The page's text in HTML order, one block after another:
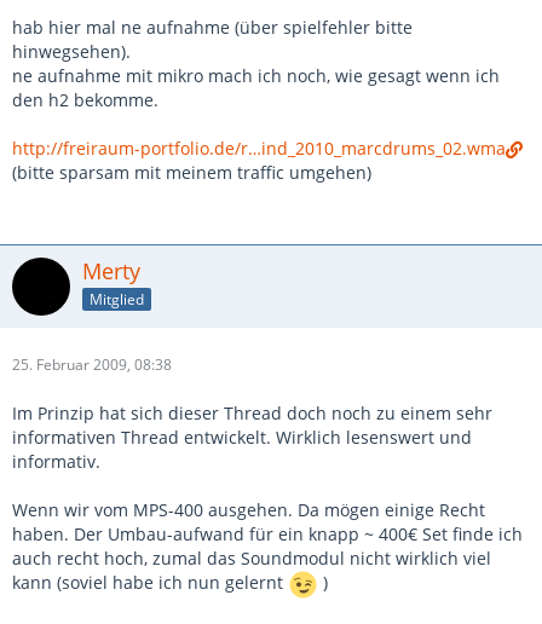
hab hier mal ne aufnahme (über spielfehler bitte
hinwegsehen).
ne aufnahme mit mikro mach ich noch, wie gesagt wenn ich
den h2 bekomme.
http://freiraum-portfolio.de/r…ind_2010_marcdrums_02.wma
(bitte sparsam mit meinem traffic umgehen)
Merty
Mitglied
25. Februar 2009, 08:38
Im Prinzip hat sich dieser Thread doch noch zu einem sehr
informativen Thread entwickelt. Wirklich lesenswert und
informativ.
Wenn wir vom MPS-400 ausgehen. Da mögen einige Recht
haben. Der Umbau-aufwand für ein knapp ~ 400€ Set finde ich
auch recht hoch, zumal das Soundmodul nicht wirklich viel
kann (soviel habe ich nun gelernt
)